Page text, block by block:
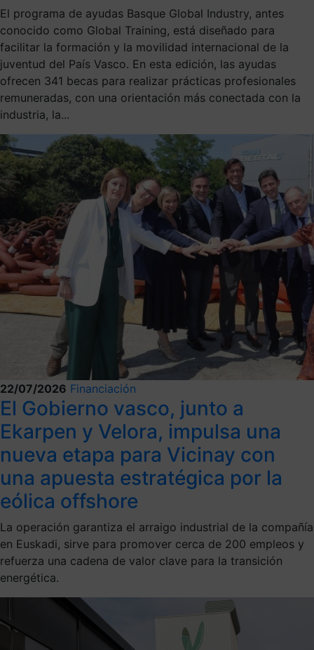
El programa de ayudas Basque Global Industry, antes
conocido como Global Training, está diseñado para
facilitar la formación y la movilidad internacional de la
juventud del País Vasco. En esta edición, las ayudas
ofrecen 341 becas para realizar prácticas profesionales
remuneradas, con una orientación más conectada con la
industria, la...
22/07/2026 Financiación
El Gobierno vasco, junto a
Ekarpen y Velora, impulsa una
nueva etapa para Vicinay con
una apuesta estratégica por la
eólica offshore
La operación garantiza el arraigo industrial de la compañía
en Euskadi, sirve para promover cerca de 200 empleos y
refuerza una cadena de valor clave para la transición
energética.